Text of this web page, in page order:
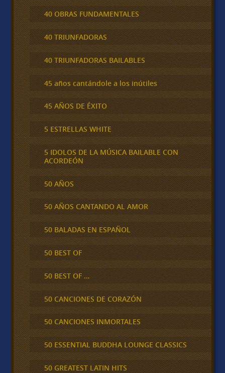
40 OBRAS FUNDAMENTALES
40 TRIUNFADORAS
40 TRIUNFADORAS BAILABLES
45 años cantándole a los inútiles
45 AÑOS DE ÉXITO
5 ESTRELLAS WHITE
5 IDOLOS DE LA MÚSICA BAILABLE CON
ACORDEÓN
50 AÑOS
50 AÑOS CANTANDO AL AMOR
50 BALADAS EN ESPAÑOL
50 BEST OF
50 BEST OF …
50 CANCIONES DE CORAZÓN
50 CANCIONES INMORTALES
50 ESSENTIAL BUDDHA LOUNGE CLASSICS
50 GREATEST LATIN HITS